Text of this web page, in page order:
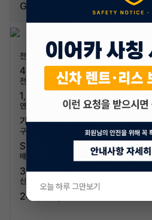
G63 AMG
전장/전폭
4,880mm / 1,985mm
전고/축고
1,970mm / 2,890mm
연료/연비
가솔린 / 6.1km/L (5등급)
구분/좌석
SUV / 5인승
배기량
3982cc
신차가격
242,900,000원
오늘 하루 그만보기